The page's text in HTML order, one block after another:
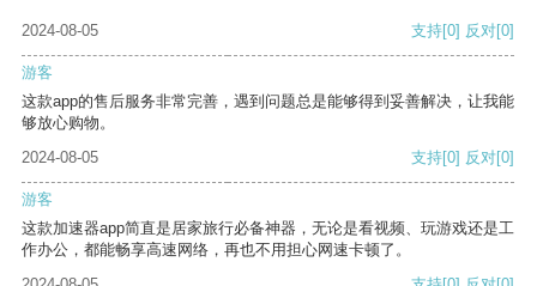
2024-08-05 支持[0] 反对[0]
游客
这款app的售后服务非常完善，遇到问题总是能够得到妥善解决，让我能
够放心购物。
2024-08-05
支持[0] 反对[0]
游客
这款加速器app简直是居家旅行必备神器，无论是看视频、玩游戏还是工
作办公，都能畅享高速网络，再也不用担心网速卡顿了。